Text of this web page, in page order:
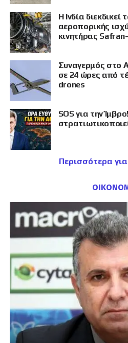
Η Ινδία
αεροπορικής
κινητήρας
Συναγερμός στο
σε 24 ώρες από
drones
SOS για την
Περισσότερα